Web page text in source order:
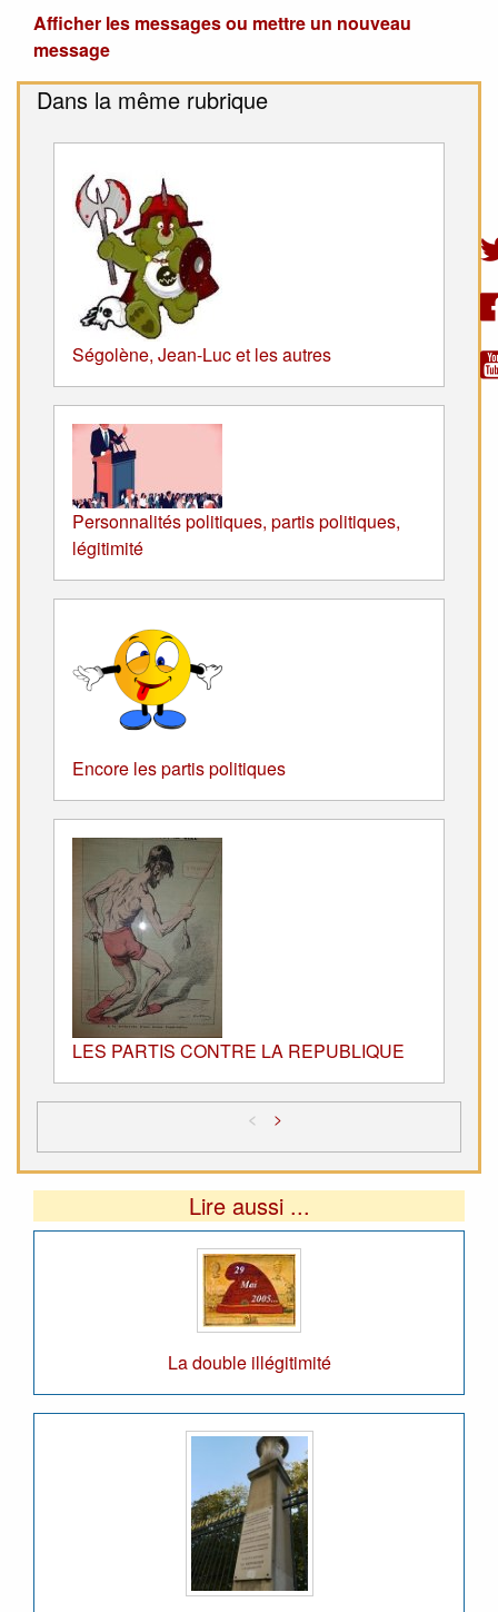
Afficher les messages ou mettre un nouveau
message
Dans la même rubrique
Ségolène, Jean-Luc et les autres
Personnalités politiques, partis politiques,
légitimité
Encore les partis politiques
LES PARTIS CONTRE LA REPUBLIQUE
< >
Lire aussi ...
La double illégitimité